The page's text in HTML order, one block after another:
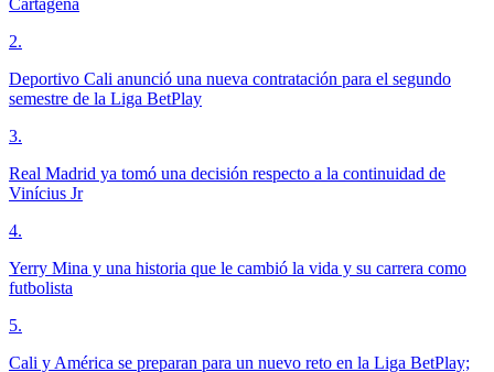
2.
Deportivo Cali anunció una nueva contratación para el segundo
semestre de la Liga BetPlay
3.
Real Madrid ya tomó una decisión respecto a la continuidad de
Vinícius Jr
4.
Yerry Mina y una historia que le cambió la vida y su carrera como
futbolista
5.
Cali y América se preparan para un nuevo reto en la Liga BetPlay;